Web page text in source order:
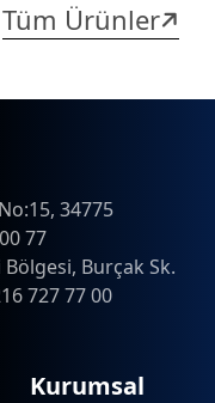
Tüm Ürünler
34775
77
Burçak Sk.
727 77 00
Kurumsal